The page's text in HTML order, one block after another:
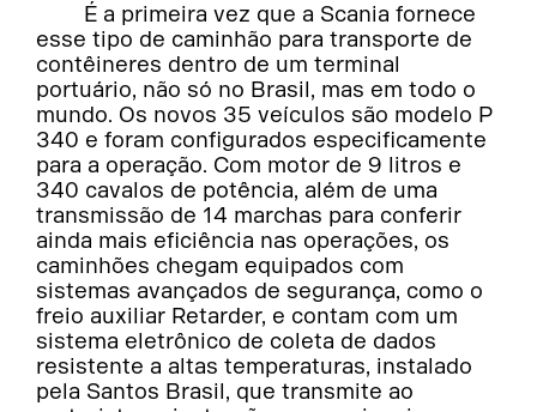
É a primeira vez que a Scania fornece
esse tipo de caminhão para transporte de
contêineres dentro de um terminal
portuário, não só no Brasil, mas em todo o
mundo. Os novos 35 veículos são modelo P
340 e foram configurados especificamente
para a operação. Com motor de 9 litros e
340 cavalos de potência, além de uma
transmissão de 14 marchas para conferir
ainda mais eficiência nas operações, os
caminhões chegam equipados com
sistemas avançados de segurança, como o
freio auxiliar Retarder, e contam com um
sistema eletrônico de coleta de dados
resistente a altas temperaturas, instalado
pela Santos Brasil, que transmite ao